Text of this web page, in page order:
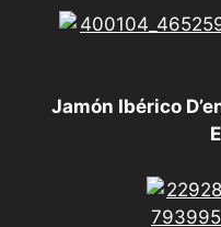
Jamón Ibérico